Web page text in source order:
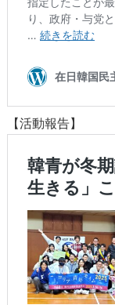
【活動報告】